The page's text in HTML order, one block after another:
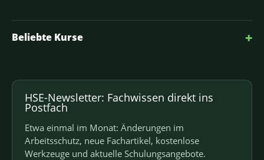
Beliebte Kurse +
HSE-Newsletter: Fachwissen direkt ins
Postfach
Etwa einmal im Monat: Änderungen im
Arbeitsschutz, neue Fachartikel, kostenlose
Werkzeuge und aktuelle Schulungsangebote.